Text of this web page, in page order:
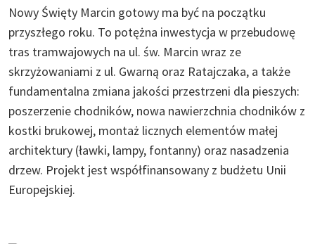
Nowy Święty Marcin gotowy ma być na początku
przyszłego roku. To potężna inwestycja w przebudowę
tras tramwajowych na ul. św. Marcin wraz ze
skrzyżowaniami z ul. Gwarną oraz Ratajczaka, a także
fundamentalna zmiana jakości przestrzeni dla pieszych:
poszerzenie chodników, nowa nawierzchnia chodników z
kostki brukowej, montaż licznych elementów małej
architektury (ławki, lampy, fontanny) oraz nasadzenia
drzew. Projekt jest współfinansowany z budżetu Unii
Europejskiej.